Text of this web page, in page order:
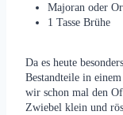
Majoran oder
1 Tasse Brühe
Da es heute
Bestandteile in
wir schon mal den
Zwiebel klein und